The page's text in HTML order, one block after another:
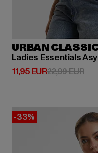
URBAN
Ladies Essentials
11,95 EUR
Derzeitiger Preis: 11,95
22,99 EUR
-33%